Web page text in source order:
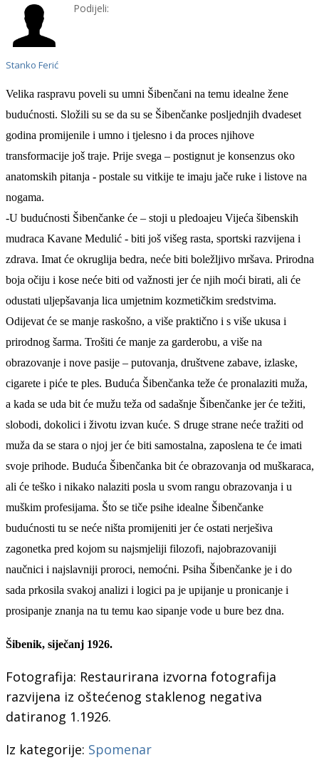
Stanko Ferić
Podijeli:
Velika raspravu poveli su umni Šibenčani na temu idealne žene
budućnosti. Složili su seda su se Šibenčankeposljednjih dvadeset
godina promijenilei umno i tjelesno i da proces njihove
transformacije još traje. Prije svega – postignut je konsenzus oko
anatomskih pitanja - postale su vitkije te imaju jače ruke i listove na
nogama.
-U budućnosti Šibenčanke će – stoji u pledoajeu Vijeća šibenskih
mudraca Kavane Medulić - biti još višeg rasta, sportski razvijena i
zdrava. Imat će okruglija bedra, neće biti boležljivo mršava. Prirodna
boja očiju i kose neće biti od važnosti jer će njih moći birati, ali će
odustati uljepšavanja lica umjetnim kozmetičkim sredstvima.
Odijevat će se manje raskošno, a više praktično i s više ukusa i
prirodnog šarma. Trošiti će manje za garderobu, a više na
obrazovanje i nove pasije – putovanja, društvene zabave, izlaske,
cigarete i piće te ples. Buduća Šibenčanka teže će pronalaziti muža,
a kada se uda bit će mužu teža od sadašnje Šibenčanke jer će težiti,
slobodi, dokolici i životu izvan kuće. S druge strane neće tražiti od
muža da se stara o njoj jer će biti samostalna, zaposlena te će imati
svoje prihode. Buduća Šibenčanka bit će obrazovanja od muškaraca,
ali će teško i nikako nalaziti posla u svom rangu obrazovanja i u
muškim profesijama. Što se tiče psihe idealne Šibenčanke
budućnosti tu se neće ništa promijeniti jer će ostati nerješiva
zagonetka pred kojom su najsmjeliji filozofi, najobrazovaniji
naučnici i najslavniji proroci, nemoćni. Psiha Šibenčanke je i do
sada prkosila svakoj analizi i logici pa je upijanje u pronicanje i
prosipanje znanja na tu temu kao sipanje vode u bure bez dna.
Šibenik, siječanj 1926.
Fotografija: Restaurirana izvorna fotografija
razvijena iz oštećenog staklenog negativa
datiranog 1.1926.
Iz kategorije: Spomenar